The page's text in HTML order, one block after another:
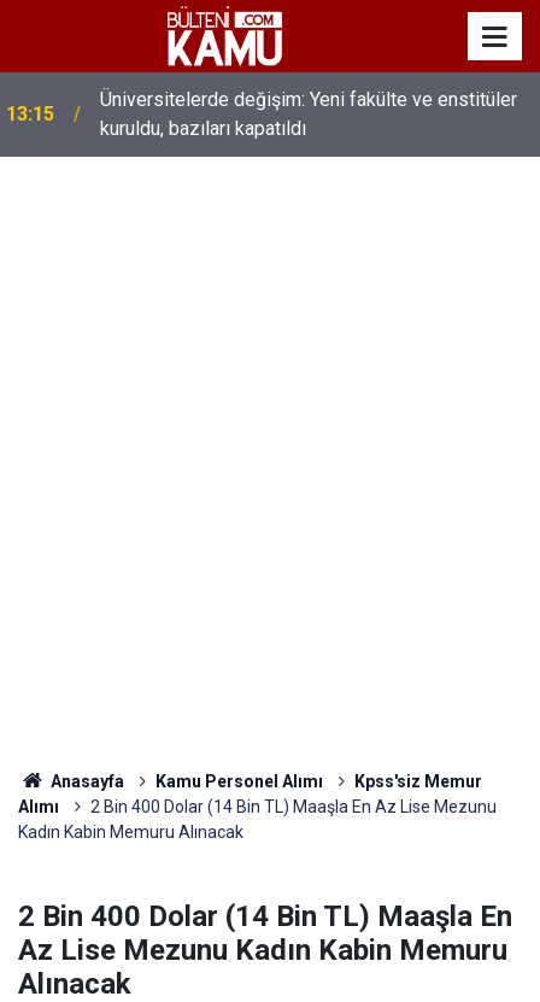
13:00
MEB’de üst düzey değişim: Genel müdürler değişti,
yeni isimler atandı
Anasayfa Kamu Personel Alımı
Kpss'siz Memur
Alımı
2 Bin 400 Dolar (14 Bin TL) Maaşla En Az Lise Mezunu
Kadın Kabin Memuru Alınacak
2 Bin 400 Dolar (14 Bin TL) Maaşla En
Az Lise Mezunu Kadın Kabin Memuru
Alınacak